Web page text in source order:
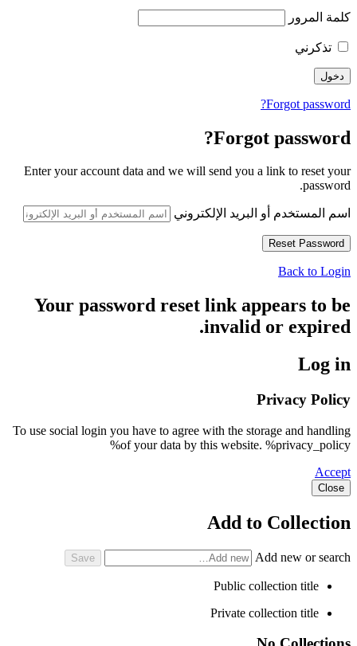
كلمة المرور
تذكرني
Forgot password?
Forgot password?
Enter your account data and we will send you a link to reset your
password.
اسم المستخدم أو البريد الإلكتروني
Back to Login
Your password reset link appears to be
invalid or expired.
Log in
Privacy Policy
To use social login you have to agree with the storage and handling
of your data by this website. %privacy_policy%
Accept
Close
Add to Collection
Add new or search
Public collection title
Private collection title